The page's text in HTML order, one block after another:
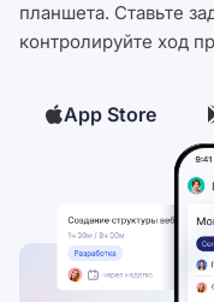
планшета. Ставьте
контролируйте ход
App Store